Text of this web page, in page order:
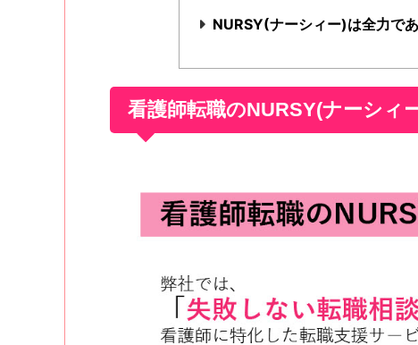
NURSY(ナーシィー)は全力で
看護師転職のNURSY(ナーシィ